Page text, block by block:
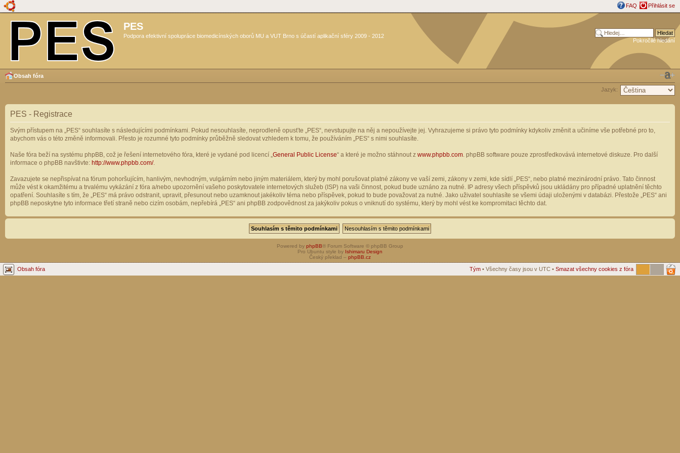
FAQ Přihlásit se
PES
Podpora efektivní spolupráce biomedicínských oborů MU a VUT Brno s účastí aplikační sféry 2009 - 2012
Pokročilé hledání
Obsah fóra
Jazyk:
PES - Registrace
Svým přístupem na „PES“ souhlasíte s následujícími podmínkami. Pokud nesouhlasíte, neprodleně opusťte „PES“, nevstupujte na něj a nepoužívejte jej. Vyhrazujeme si právo tyto podmínky kdykoliv změnit a učiníme vše potřebné pro to,
abychom vás o této změně informovali. Přesto je rozumné tyto podmínky průběžně sledovat vzhledem k tomu, že používáním „PES“ s nimi souhlasíte.
Naše fóra beží na systému phpBB, což je řešení internetového fóra, které je vydané pod licencí „ General Public License“ a které je možno stáhnout z www.phpbb.com . phpBB software pouze zprostředkovává internetové diskuze. Pro další
informace o phpBB navštivte: http://www.phpbb.com/.
Zavazujete se nepřispívat na fórum pohoršujícím, hanlivým, nevhodným, vulgárním nebo jiným materiálem, který by mohl porušovat platné zákony ve vaší zemi, zákony v zemi, kde sídlí „PES“, nebo platné mezinárodní právo. Tato činnost
může vést k okamžitému a trvalému vykázání z fóra a/nebo upozornění vašeho poskytovatele internetových služeb (ISP) na vaši činnost, pokud bude uznáno za nutné. IP adresy všech příspěvků jsou ukládány pro případné uplatnění těchto
opatření. Souhlasíte s tím, že „PES“ má právo odstranit, upravit, přesunout nebo uzamknout jakékoliv téma nebo příspěvek, pokud to bude považovat za nutné. Jako uživatel souhlasíte se všemi údaji uloženými v databázi. Přestože „PES“ ani
phpBB neposkytne tyto informace třetí straně nebo cizím osobám, nepřebírá „PES“ ani phpBB zodpovědnost za jakýkoliv pokus o vniknutí do systému, který by mohl vést ke kompromitaci těchto dat.
Powered by phpBB® Forum Software © phpBB Group
Pro Ubuntu style by Ishimaru Design
Český překlad – phpBB.cz
Obsah fóra Tým • Všechny časy jsou v UTC • Smazat všechny cookies z fóra